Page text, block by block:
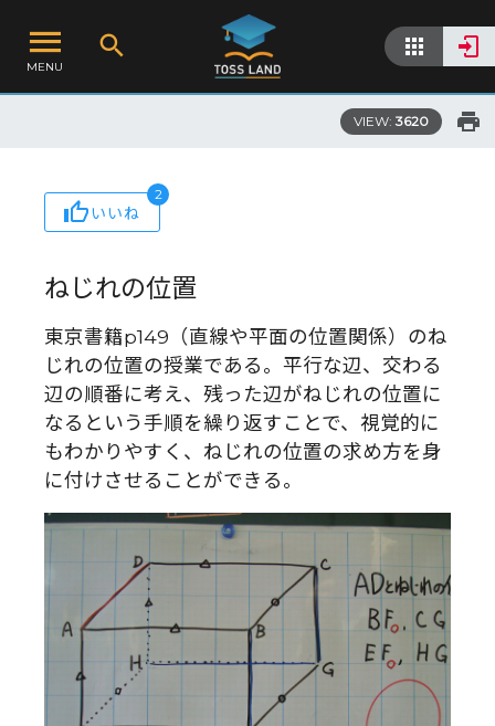
MENU
VIEW: 3620
いいね
2
ねじれの位置
東京書籍p149（直線や平面の位置関係）のね
じれの位置の授業である。平行な辺、交わる
辺の順番に考え、残った辺がねじれの位置に
なるという手順を繰り返すことで、視覚的に
もわかりやすく、ねじれの位置の求め方を身
に付けさせることができる。